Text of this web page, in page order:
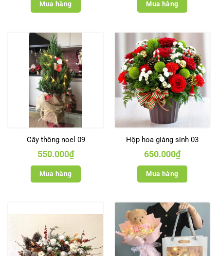
Mua hàng Mua hàng
Cây thông noel 09
550.000₫
Mua hàng
Hộp hoa giáng sinh 03
650.000₫
Mua hàng